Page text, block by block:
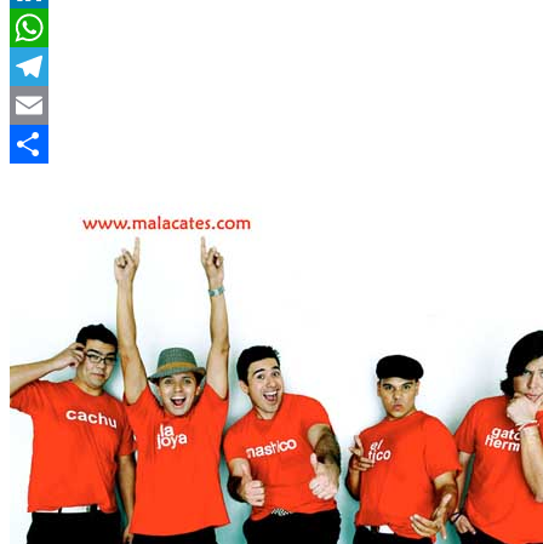
LinkedIn
WhatsApp
Telegram
Email